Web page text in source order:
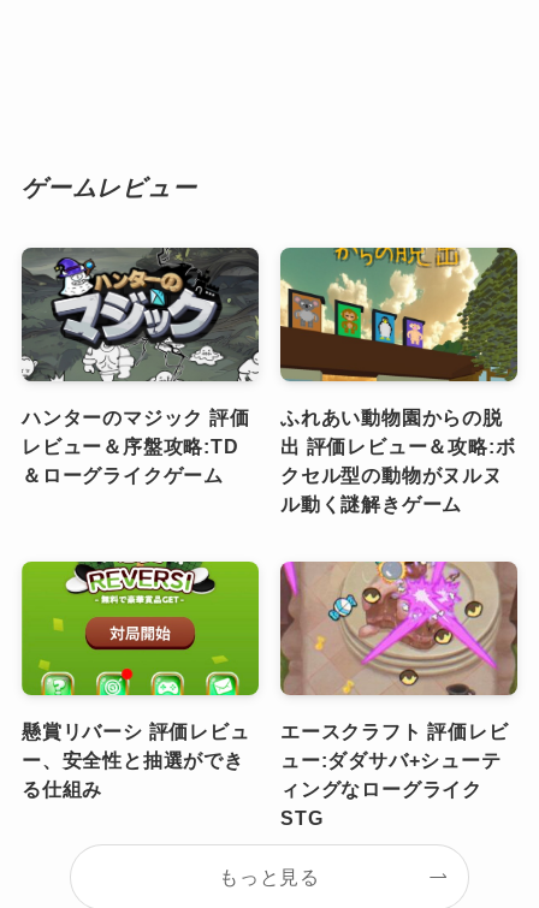
ゲームレビュー
ハンターのマジック 評価
レビュー＆序盤攻略:TD
＆ローグライクゲーム
ふれあい動物園からの脱
出 評価レビュー＆攻略:ボ
クセル型の動物がヌルヌ
ル動く謎解きゲーム
懸賞リバーシ 評価レビュ
ー、安全性と抽選ができ
る仕組み
エースクラフト 評価レビ
ュー:ダダサバ+シューテ
ィングなローグライク
STG
もっと見る